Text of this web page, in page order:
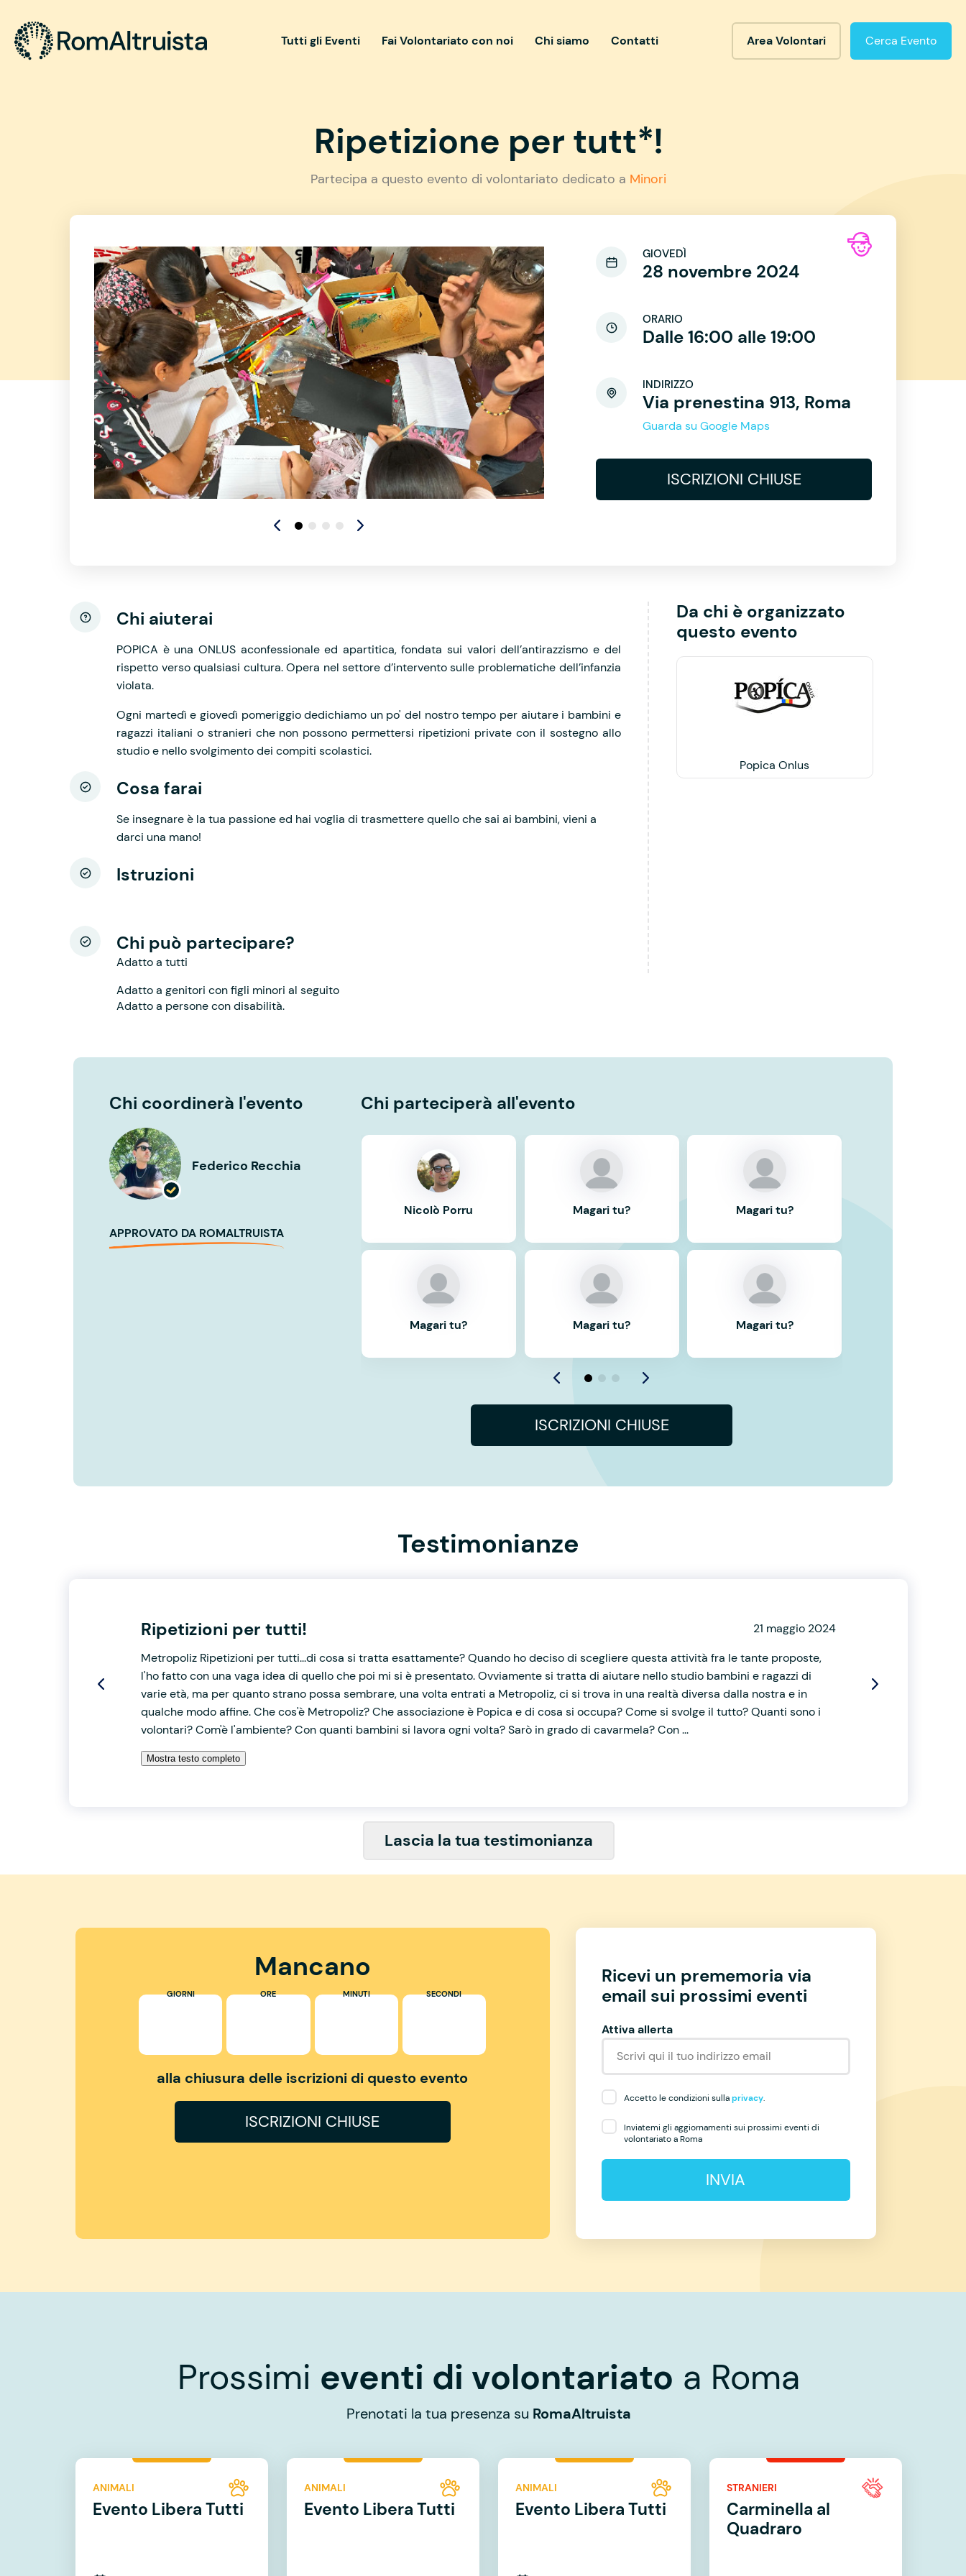
Tutti gli Eventi Fai Volontariato con noi Chi siamo Contatti Area Volontari Cerca Evento
Ripetizione per tutt*!
Partecipa a questo evento di volontariato dedicato a Minori
GIOVEDÌ
28 novembre 2024
ORARIO
Dalle 16:00 alle 19:00
INDIRIZZO
Via prenestina 913, Roma
Guarda su Google Maps
ISCRIZIONI CHIUSE
Chi aiuterai
POPICA è una ONLUS aconfessionale ed apartitica, fondata sui valori dell’antirazzismo e del
rispetto verso qualsiasi cultura. Opera nel settore d’intervento sulle problematiche dell’infanzia
violata.
Ogni martedì e giovedì pomeriggio dedichiamo un po' del nostro tempo per aiutare i bambini e
ragazzi italiani o stranieri che non possono permettersi ripetizioni private con il sostegno allo
studio e nello svolgimento dei compiti scolastici.
Cosa farai
Se insegnare è la tua passione ed hai voglia di trasmettere quello che sai ai bambini, vieni a
darci una mano!
Istruzioni
Chi può partecipare?
Adatto a tutti
Adatto a genitori con figli minori al seguito
Adatto a persone con disabilità.
Da chi è organizzato
questo evento
Popica Onlus
Chi coordinerà l'evento
Federico Recchia
APPROVATO DA ROMALTRUISTA
Chi parteciperà all'evento
Nicolò Porru
Magari tu?
Magari tu?
Magari tu?
Magari tu?
Magari tu?
ISCRIZIONI CHIUSE
Testimonianze
Ripetizioni per tutti!
21 maggio 2024
Metropoliz Ripetizioni per tutti...di cosa si tratta esattamente? Quando ho deciso di scegliere questa attività fra le tante proposte,
l'ho fatto con una vaga idea di quello che poi mi si è presentato. Ovviamente si tratta di aiutare nello studio bambini e ragazzi di
varie età, ma per quanto strano possa sembrare, una volta entrati a Metropoliz, ci si trova in una realtà diversa dalla nostra e in
qualche modo affine. Che cos'è Metropoliz? Che associazione è Popica e di cosa si occupa? Come si svolge il tutto? Quanti sono i
volontari? Com'è l'ambiente? Con quanti bambini si lavora ogni volta? Sarò in grado di cavarmela? Con ...
Mostra testo completo
Lascia la tua testimonianza
Mancano
GIORNI ORE MINUTI SECONDI
alla chiusura delle iscrizioni di questo evento
ISCRIZIONI CHIUSE
Ricevi un prememoria via
email sui prossimi eventi
Attiva allerta
Accetto le condizioni sullaprivacy.
Inviatemi gli aggiornamenti sui prossimi eventi di
volontariato a Roma
INVIA
Prossimi eventi di volontariato a Roma
Prenotati la tua presenza su RomaAltruista
ANIMALI
Evento Libera Tutti
ANIMALI
Evento Libera Tutti
ANIMALI
Evento Libera Tutti
STRANIERI
Carminella al
Quadraro